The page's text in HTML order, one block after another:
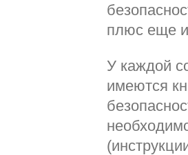
плюс еще и
У каждой
имеются